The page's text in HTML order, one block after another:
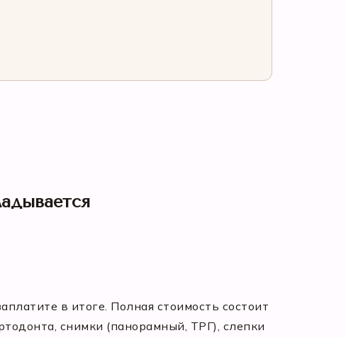
в итоге. Полная стоимость состоит
снимки (панорамный, ТРГ), слепки